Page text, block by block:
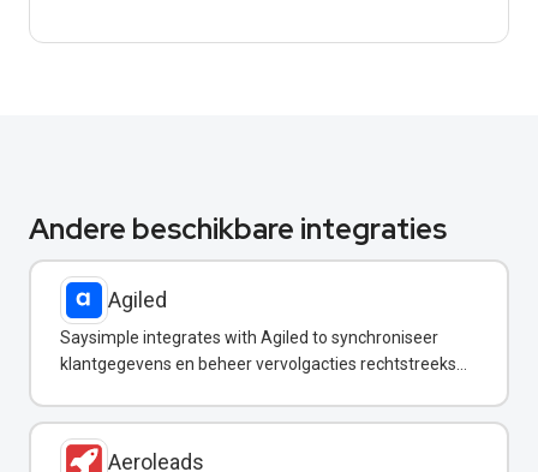
Andere beschikbare integraties
Agiled
Saysimple integrates with Agiled to synchroniseer
klantgegevens en beheer vervolgacties rechtstreeks
Aeroleads